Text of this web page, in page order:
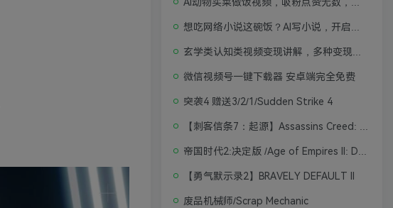
微信视频号一键下载器 安卓端完全免费
突袭4 赠送3/2/1/Sudden Strike 4
【勇气默示录2】BRAVELY DEFAULT II
废品机械师/Scrap Mechanic